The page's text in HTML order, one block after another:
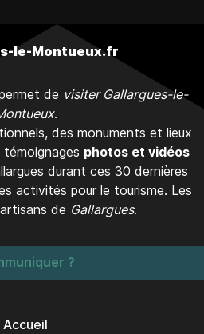
le-Montueux.fr
de visiter Gallargues-le-
.
des monuments et lieux
photos et vidéos
durant ces 30 dernières
activités pour le tourisme. Les
de Gallargues.
?
Accueil